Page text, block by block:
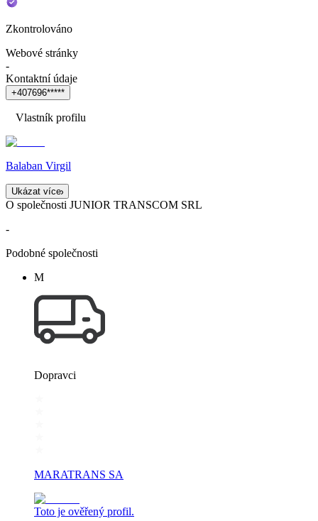
Zkontrolováno
Webové stránky
-
Kontaktní údaje
+407696*****
Vlastník profilu
Balaban Virgil
Ukázat více
O společnosti JUNIOR TRANSCOM SRL
-
Podobné společnosti
M
Dopravci
MARATRANS SA
Toto je ověřený profil.